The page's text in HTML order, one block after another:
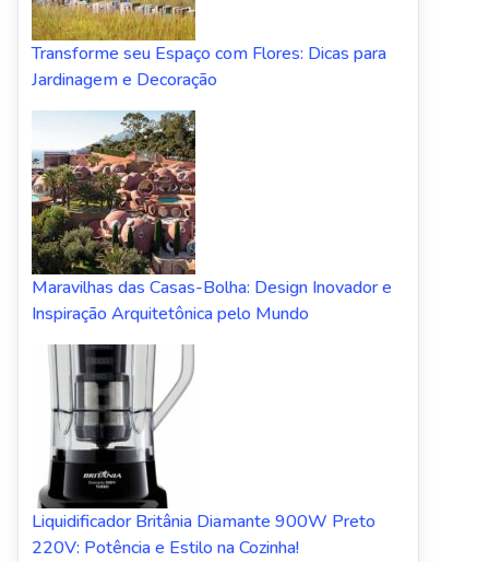
Transforme seu Espaço com Flores: Dicas para
Jardinagem e Decoração
Maravilhas das Casas-Bolha: Design Inovador e
Inspiração Arquitetônica pelo Mundo
Liquidificador Britânia Diamante 900W Preto
220V: Potência e Estilo na Cozinha!